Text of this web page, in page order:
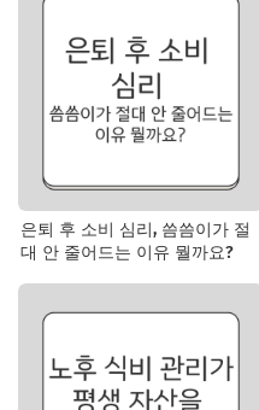
은퇴 후 소비 심리, 씀씀이가 절
대 안 줄어드는 이유 뭘까요?